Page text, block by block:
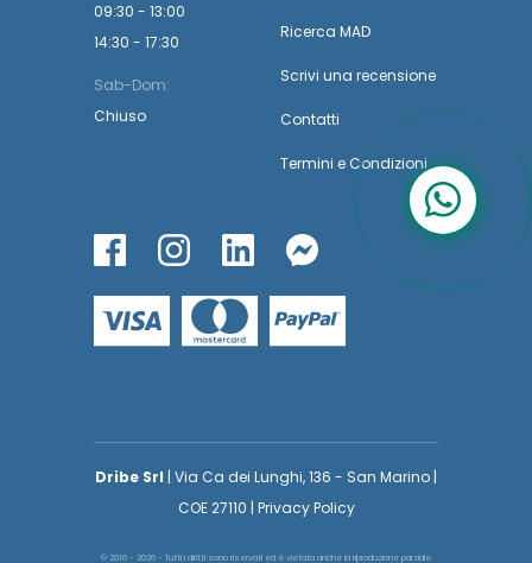
09:30 - 13:00
14:30 - 17:30
Sab-Dom:
Chiuso
Ricerca MAD
Scrivi una recensione
Contatti
Termini e Condizioni
Dribe Srl | Via Ca dei Lunghi, 136 - San Marino |
COE 27110 | Privacy Policy
© 2016 - 2026 - Tutti i diritti sono riservati ed è vietata anche la riproduzione parziale.